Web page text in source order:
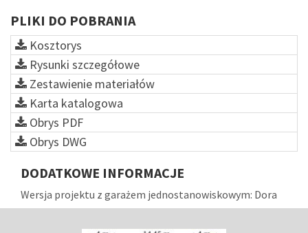
PLIKI DO POBRANIA
Kosztorys
Rysunki szczegółowe
Zestawienie materiałów
Karta katalogowa
Obrys PDF
Obrys DWG
DODATKOWE INFORMACJE
Wersja projektu z garażem jednostanowiskowym: Dora